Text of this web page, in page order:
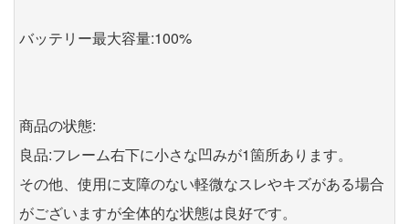
バッテリー最大容量:100%
商品の状態:
良品:フレーム右下に小さな凹みが1箇所あります。
その他、使用に支障のない軽微なスレやキズがある場合
がございますが全体的な状態は良好です。